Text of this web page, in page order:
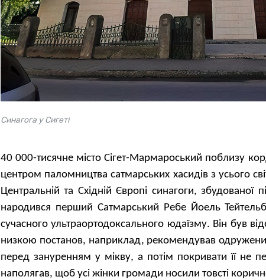
Синагога у Сигеті
40 000-тисячне місто Сігет-Мармароський поблизу
центром паломництва сатмарських хасидів з усього
Центральній та Східній Європі синагоги, збудованої
народився перший Сатмарський Ребе Йоель
сучасного ультраортодоксального юдаїзму. Він був
низкою постанов, наприклад, рекомендував
перед зануренням у мікву, а потім покривати її не
наполягав, щоб усі жінки громади носили товсті